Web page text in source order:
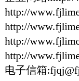
http://
http://
http://
http://
电子信箱: